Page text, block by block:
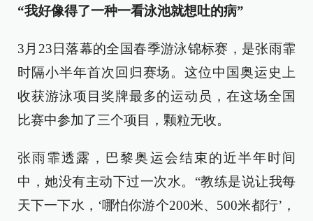
“我好像得了一种一看泳池就想吐的病”
3月23日落幕的全国春季游泳锦标赛，是张雨霏
时隔小半年首次回归赛场。这位中国奥运史上
收获游泳项目奖牌最多的运动员，在这场全国
比赛中参加了三个项目，颗粒无收。
张雨霏透露，巴黎奥运会结束的近半年时间
中，她没有主动下过一次水。“教练是说让我每
天下一下水，‘哪怕你游个200米、500米都行’，